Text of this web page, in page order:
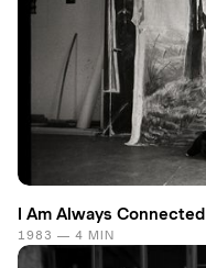
I Am Always Connected
1983 — 4 MIN